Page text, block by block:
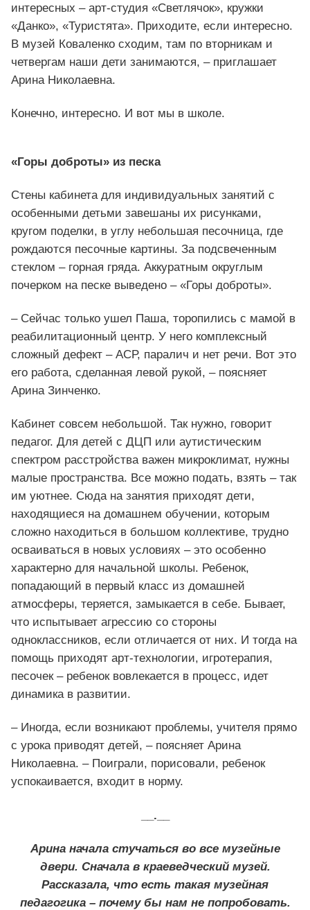
интересных – арт-студия «Светлячок», кружки
«Данко», «Туристята». Приходите, если интересно.
В музей Коваленко сходим, там по вторникам и
четвергам наши дети занимаются, – приглашает
Арина Николаевна.
Конечно, интересно. И вот мы в школе.
«Горы доброты» из песка
Стены кабинета для индивидуальных занятий с
особенными детьми завешаны их рисунками,
кругом поделки, в углу небольшая песочница, где
рождаются песочные картины. За подсвеченным
стеклом – горная гряда. Аккуратным округлым
почерком на песке выведено – «Горы доброты».
– Сейчас только ушел Паша, торопились с мамой в
реабилитационный центр. У него комплексный
сложный дефект – АСР, паралич и нет речи. Вот это
его работа, сделанная левой рукой, – поясняет
Арина Зинченко.
Кабинет совсем небольшой. Так нужно, говорит
педагог. Для детей с ДЦП или аутистическим
спектром расстройства важен микроклимат, нужны
малые пространства. Все можно подать, взять – так
им уютнее. Сюда на занятия приходят дети,
находящиеся на домашнем обучении, которым
сложно находиться в большом коллективе, трудно
осваиваться в новых условиях – это особенно
характерно для начальной школы. Ребенок,
попадающий в первый класс из домашней
атмосферы, теряется, замыкается в себе. Бывает,
что испытывает агрессию со стороны
одноклассников, если отличается от них. И тогда на
помощь приходят арт-технологии, игротерапия,
песочек – ребенок вовлекается в процесс, идет
динамика в развитии.
– Иногда, если возникают проблемы, учителя прямо
с урока приводят детей, – поясняет Арина
Николаевна. – Поиграли, порисовали, ребенок
успокаивается, входит в норму.
__.__
Арина начала стучаться во все музейные
двери. Сначала в краеведческий музей.
Рассказала, что есть такая музейная
педагогика – почему бы нам не попробовать.